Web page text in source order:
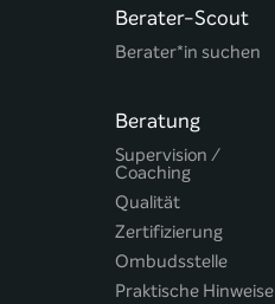
Berater-Scout
Berater*in suchen
Beratung
Supervision /
Coaching
Qualität
Zertifizierung
Ombudsstelle
Praktische Hinweise